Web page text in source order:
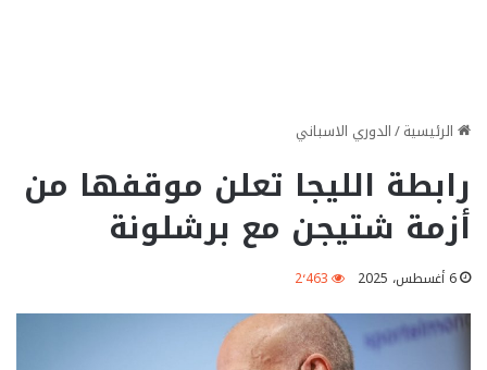
الرئيسية/الدوري الاسباني
رابطة الليجا تعلن موقفها من
أزمة شتيجن مع برشلونة
6 أغسطس، 2025 2٬463